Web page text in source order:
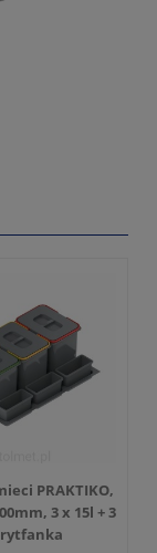
PRAKTIKO,
3 x 15l + 3